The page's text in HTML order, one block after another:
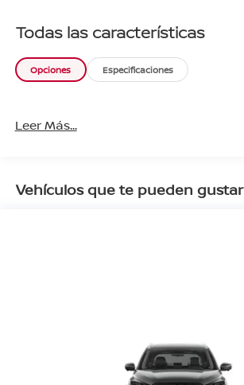
Todas las características
Opciones Especificaciones
Leer Más...
Vehículos que te pueden gustar